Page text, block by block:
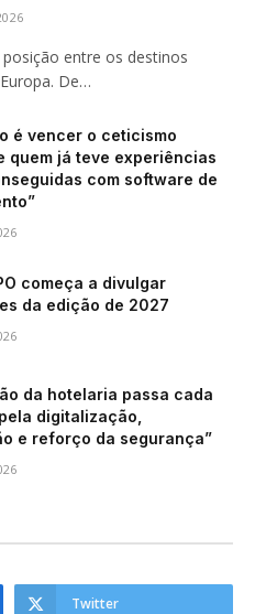
entre os destinos
De…
é vencer o ceticismo
quem já teve experiências
com software de
começa a divulgar
da edição de 2027
da hotelaria passa cada
digitalização,
e reforço da segurança”
Twitter